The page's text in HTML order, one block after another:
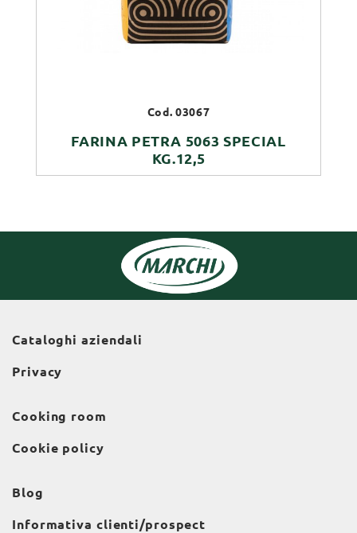
Cod. 03067
FARINA PETRA 5063 SPECIAL
KG.12,5
Cataloghi aziendali
Privacy
Cooking room
Cookie policy
Blog
Informativa clienti/prospect